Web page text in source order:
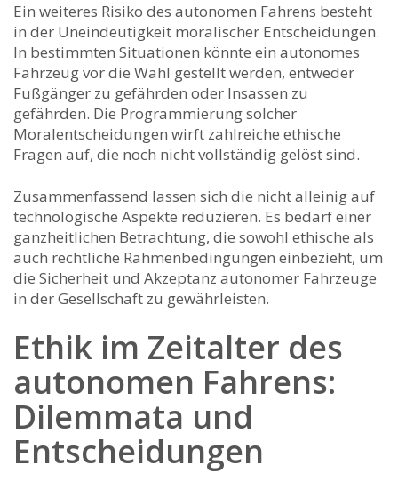
Ein ⁣weiteres Risiko des autonomen Fahrens besteht
‍in der Uneindeutigkeit moralischer Entscheidungen.
In bestimmten Situationen⁣ könnte ein autonomes
Fahrzeug vor die Wahl ‍gestellt werden, ⁣entweder
Fußgänger zu gefährden oder Insassen zu
gefährden. Die Programmierung solcher
Moralentscheidungen wirft zahlreiche ethische⁢
Fragen auf, die noch nicht vollständig gelöst sind.
Zusammenfassend⁣ lassen sich die nicht alleinig⁤ auf
technologische‌ Aspekte reduzieren. Es bedarf einer
ganzheitlichen Betrachtung, die sowohl ethische als
auch rechtliche Rahmenbedingungen einbezieht, um
die ‌Sicherheit und Akzeptanz autonomer Fahrzeuge
in der Gesellschaft zu gewährleisten.
Ethik im Zeitalter‍ des
autonomen Fahrens:
Dilemmata und
Entscheidungen